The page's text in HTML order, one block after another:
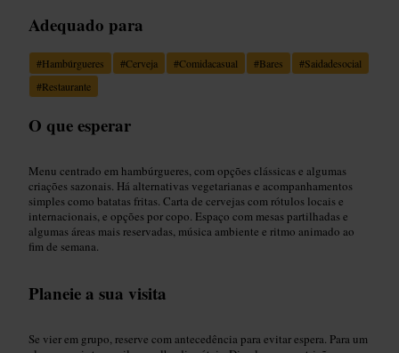
Adequado para
#Hambúrgueres #Cerveja #Comidacasual #Bares #Saidadesocial
#Restaurante
O que esperar
Menu centrado em hambúrgueres, com opções clássicas e algumas
criações sazonais. Há alternativas vegetarianas e acompanhamentos
simples como batatas fritas. Carta de cervejas com rótulos locais e
internacionais, e opções por copo. Espaço com mesas partilhadas e
algumas áreas mais reservadas, música ambiente e ritmo animado ao
fim de semana.
Planeie a sua visita
Se vier em grupo, reserve com antecedência para evitar espera. Para um